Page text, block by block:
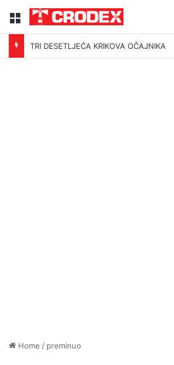
Menu
TRI DESETLJEĆA KRIKOVA OČAJNIKA
Home / preminuo